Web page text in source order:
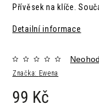
Přívěsek na klíče.
Detailní informace
Značka: Ewena
99 Kč